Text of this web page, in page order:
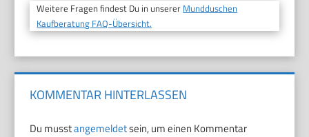
Weitere Fragen findest Du in unserer Mundduschen
Kaufberatung FAQ-Übersicht.
KOMMENTAR HINTERLASSEN
Du musstangemeldetsein, um einen Kommentar